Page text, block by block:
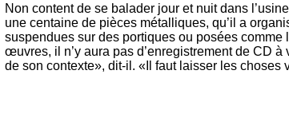
Non content de se balader jour et nuit dans
une centaine de pièces métalliques, qu’il a
suspendues sur des portiques ou posées
œuvres, il n’y aura pas d’enregistrement de CD
de son contexte», dit-il. «Il faut laisser les choses